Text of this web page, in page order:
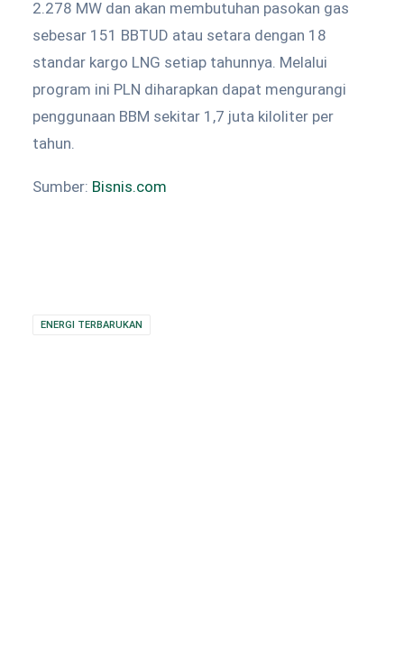
2.278 MW dan akan membutuhan pasokan gas
sebesar 151 BBTUD atau setara dengan 18
standar kargo LNG setiap tahunnya. Melalui
program ini PLN diharapkan dapat mengurangi
penggunaan BBM sekitar 1,7 juta kiloliter per
tahun.
Sumber: Bisnis.com
ENERGI TERBARUKAN